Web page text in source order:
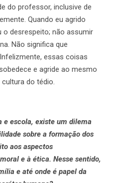
do professor, inclusive de
Quando eu agrido
o desrespeito; não assumir
Não significa que
essas coisas
e agride ao mesmo
do tédio.
escola, existe um dilema
sobre a formação dos
aos aspectos
e à ética. Nesse sentido,
e até onde é papel da